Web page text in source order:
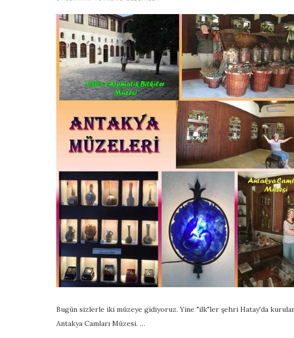
Bugün sizlerle iki müzeye gidiyoruz. Yine "ilk"ler şehri Hatay'da
Antakya Camları Müzesi. …